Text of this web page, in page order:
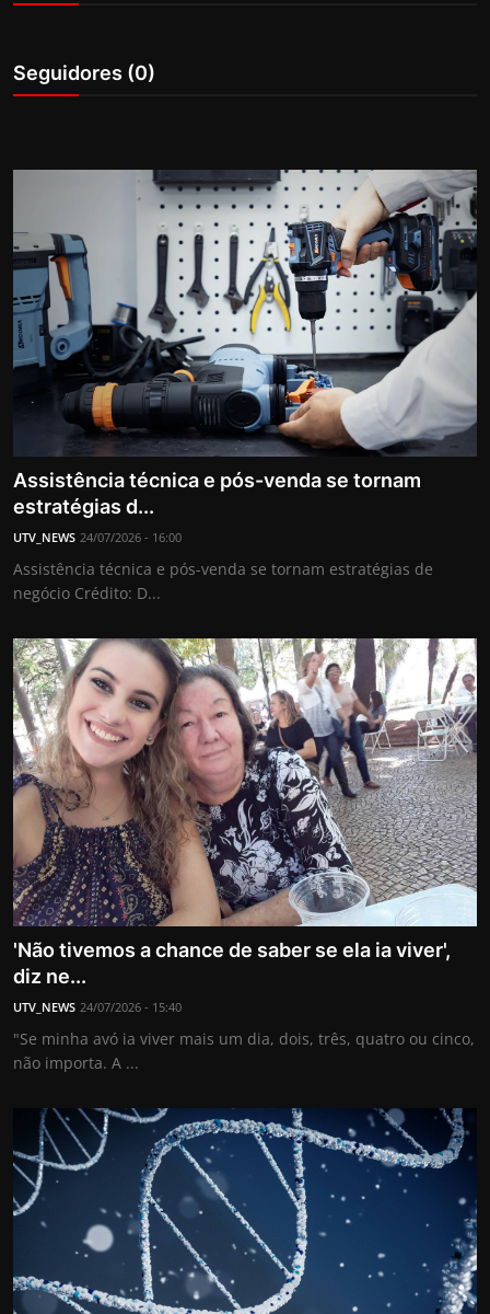
APOIE
Política
Saúde
Esportes
Fama e TV
FALE CONOSCO
Seguidores (0)
Assistência técnica e pós-venda se tornam
estratégias d...
UTV_NEWS 24/07/2026 - 16:00
Assistência técnica e pós-venda se tornam estratégias de
negócio Crédito: D...
'Não tivemos a chance de saber se ela ia viver',
diz ne...
UTV_NEWS 24/07/2026 - 15:40
"Se minha avó ia viver mais um dia, dois, três, quatro ou cinco,
não importa. A ...